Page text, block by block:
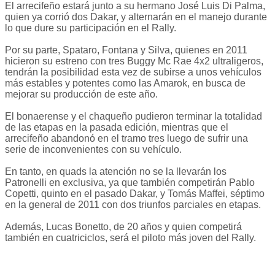
El arrecifeño estará junto a su hermano José Luis Di Palma,
quien ya corrió dos Dakar, y alternarán en el manejo durante
lo que dure su participación en el Rally.
Por su parte, Spataro, Fontana y Silva, quienes en 2011
hicieron su estreno con tres Buggy Mc Rae 4x2 ultraligeros,
tendrán la posibilidad esta vez de subirse a unos vehículos
más estables y potentes como las Amarok, en busca de
mejorar su producción de este año.
El bonaerense y el chaqueño pudieron terminar la totalidad
de las etapas en la pasada edición, mientras que el
arrecifeño abandonó en el tramo tres luego de sufrir una
serie de inconvenientes con su vehículo.
En tanto, en quads la atención no se la llevarán los
Patronelli en exclusiva, ya que también competirán Pablo
Copetti, quinto en el pasado Dakar, y Tomás Maffei, séptimo
en la general de 2011 con dos triunfos parciales en etapas.
Además, Lucas Bonetto, de 20 años y quien competirá
también en cuatriciclos, será el piloto más joven del Rally.